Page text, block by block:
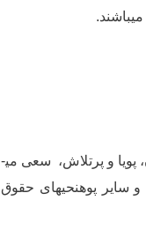
و پرتلاش، سعی می­
و سایر پوهنحی­های حقوق